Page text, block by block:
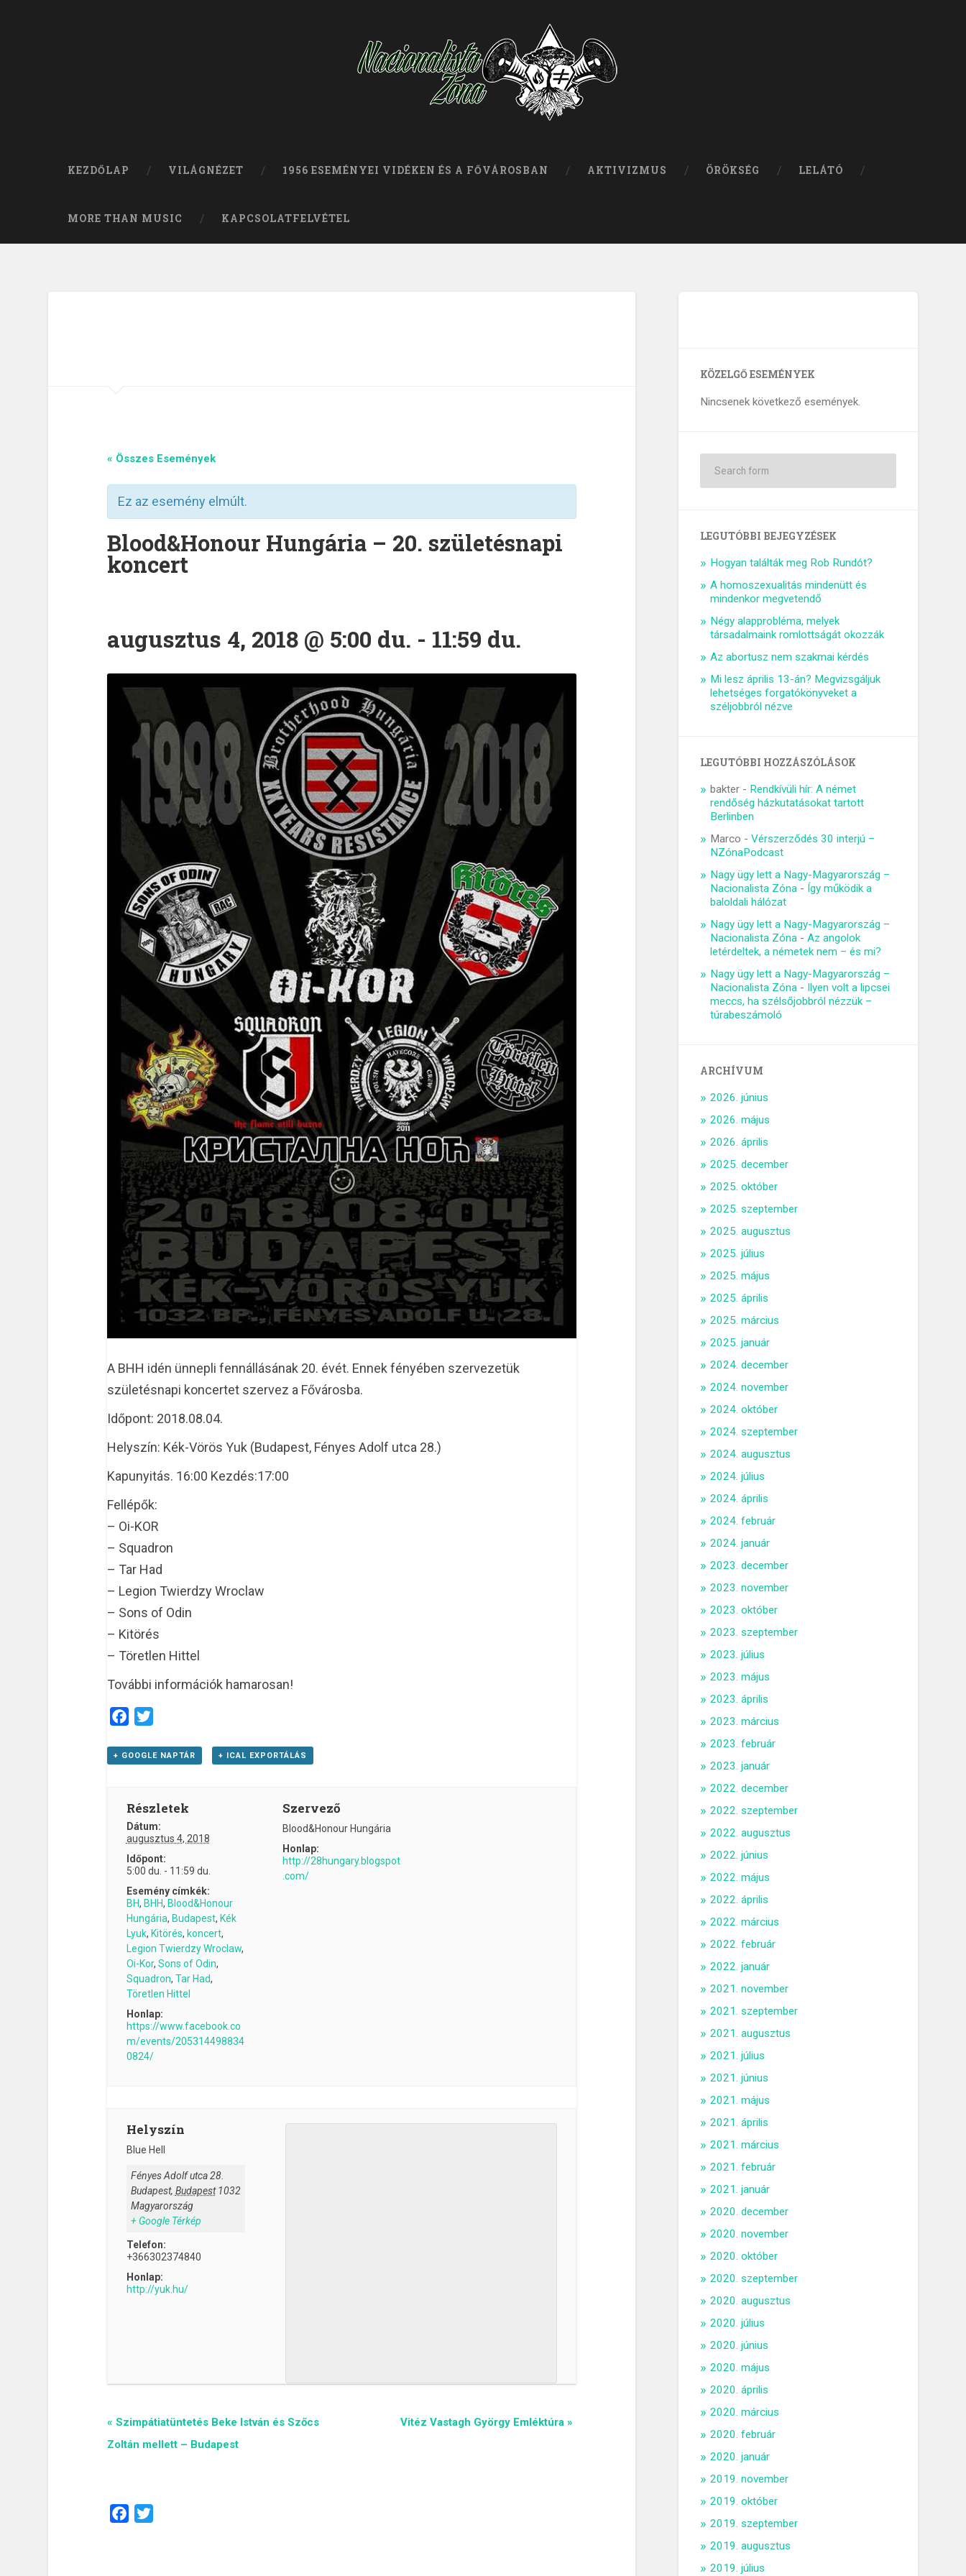
KEZDŐLAP VILÁGNÉZET 1956 ESEMÉNYEI VIDÉKEN ÉS A FŐVÁROSBAN AKTIVIZMUS ÖRÖKSÉG LELÁTÓ
MORE THAN MUSIC KAPCSOLATFELVÉTEL
« Összes Események
Ez az esemény elmúlt.
Blood&Honour Hungária – 20. születésnapi
koncert
augusztus 4, 2018 @ 5:00 du. - 11:59 du.
A BHH idén ünnepli fennállásának 20. évét. Ennek fényében szervezetük
születésnapi koncertet szervez a Fővárosba.
Időpont: 2018.08.04.
Helyszín: Kék-Vörös Yuk (Budapest, Fényes Adolf utca 28.)
Kapunyitás. 16:00 Kezdés:17:00
Fellépők:
– Oi-KOR
– Squadron
– Tar Had
– Legion Twierdzy Wroclaw
– Sons of Odin
– Kitörés
– Töretlen Hittel
További információk hamarosan!
Facebook
+ GOOGLE NAPTÁR + ICAL EXPORTÁLÁS
Részletek
Dátum:
augusztus 4, 2018
Időpont:
5:00 du. - 11:59 du.
Esemény címkék:
BH, BHH, Blood&Honour
Hungária, Budapest, Kék
Lyuk, Kitörés, koncert,
Legion Twierdzy Wroclaw,
Oi-Kor, Sons of Odin,
Squadron, Tar Had,
Töretlen Hittel
Honlap:
https://www.facebook.co
m/events/205314498834
0824/
Szervező
Blood&Honour Hungária
Honlap:
http://28hungary.blogspot
.com/
Helyszín
Blue Hell
Fényes Adolf utca 28.
Budapest, Budapest 1032
Magyarország
+ Google Térkép
Telefon:
+366302374840
Honlap:
http://yuk.hu/
Esemény
« Szimpátiatüntetés Beke István és Szőcs
Zoltán mellett – Budapest
Vitéz Vastagh György Emléktúra»
Facebook
KÖZELGŐ ESEMÉNYEK
Nincsenek következő események.
LEGUTÓBBI BEJEGYZÉSEK
Hogyan találták meg Rob Rundót?
A homoszexualitás mindenütt és
mindenkor megvetendő
Négy alapprobléma, melyek
társadalmaink romlottságát okozzák
Az abortusz nem szakmai kérdés
Mi lesz április 13-án? Megvizsgáljuk
lehetséges forgatókönyveket a
széljobbról nézve
LEGUTÓBBI HOZZÁSZÓLÁSOK
bakter - Rendkívüli hír: A német
rendőség házkutatásokat tartott
Berlinben
Marco -Vérszerződés 30 interjú –
NZónaPodcast
Nagy ügy lett a Nagy-Magyarország –
Nacionalista Zóna - Így működik a
baloldali hálózat
Nagy ügy lett a Nagy-Magyarország –
Nacionalista Zóna -Az angolok
letérdeltek, a németek nem – és mi?
Nagy ügy lett a Nagy-Magyarország –
Nacionalista Zóna - Ilyen volt a lipcsei
meccs, ha szélsőjobbról nézzük –
túrabeszámoló
ARCHÍVUM
2026. június
2026. május
2026. április
2025. december
2025. október
2025. szeptember
2025. augusztus
2025. július
2025. május
2025. április
2025. március
2025. január
2024. december
2024. november
2024. október
2024. szeptember
2024. augusztus
2024. július
2024. április
2024. február
2024. január
2023. december
2023. november
2023. október
2023. szeptember
2023. július
2023. május
2023. április
2023. március
2023. február
2023. január
2022. december
2022. szeptember
2022. augusztus
2022. június
2022. május
2022. április
2022. március
2022. február
2022. január
2021. november
2021. szeptember
2021. augusztus
2021. július
2021. június
2021. május
2021. április
2021. március
2021. február
2021. január
2020. december
2020. november
2020. október
2020. szeptember
2020. augusztus
2020. július
2020. június
2020. május
2020. április
2020. március
2020. február
2020. január
2019. november
2019. október
2019. szeptember
2019. augusztus
2019. július